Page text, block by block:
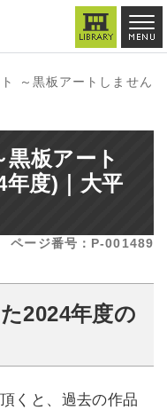
～黒板アートしません
板アート
年度)｜大平
ページ番号：P-001489
2024年度の
くと、過去の作品